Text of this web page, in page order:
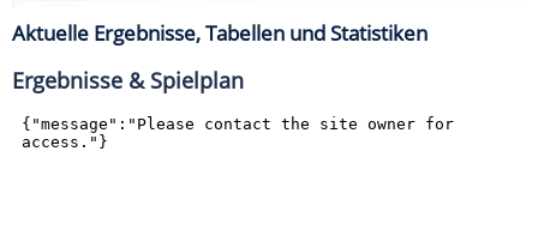
Aktuelle Ergebnisse, Tabellen und Statistiken
Ergebnisse & Spielplan